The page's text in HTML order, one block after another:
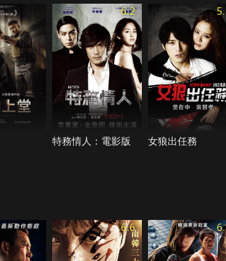
6.2
特務情人：電影版 女狼出任務
6.6